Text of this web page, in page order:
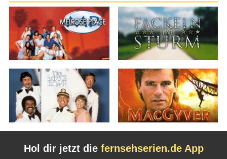
Hol dir jetzt die fernsehserien.de App